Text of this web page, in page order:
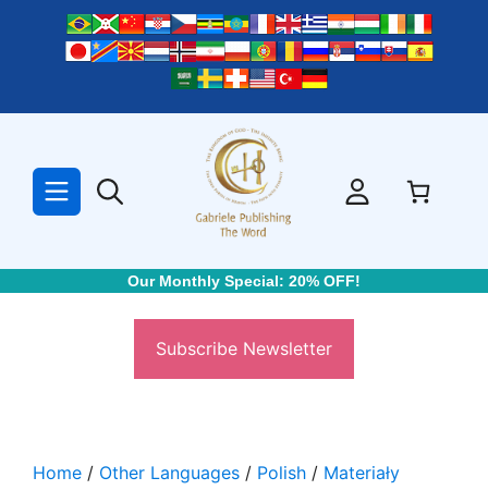
Our Monthly Special: 20% OFF!
Subscribe Newsletter
Home / Other Languages / Polish / Materiały